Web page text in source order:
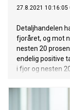
27.8.2021 10:16:05
Detaljhandelen
fjoråret, og mot
nesten 20
endelig positive
i fjor og nesten